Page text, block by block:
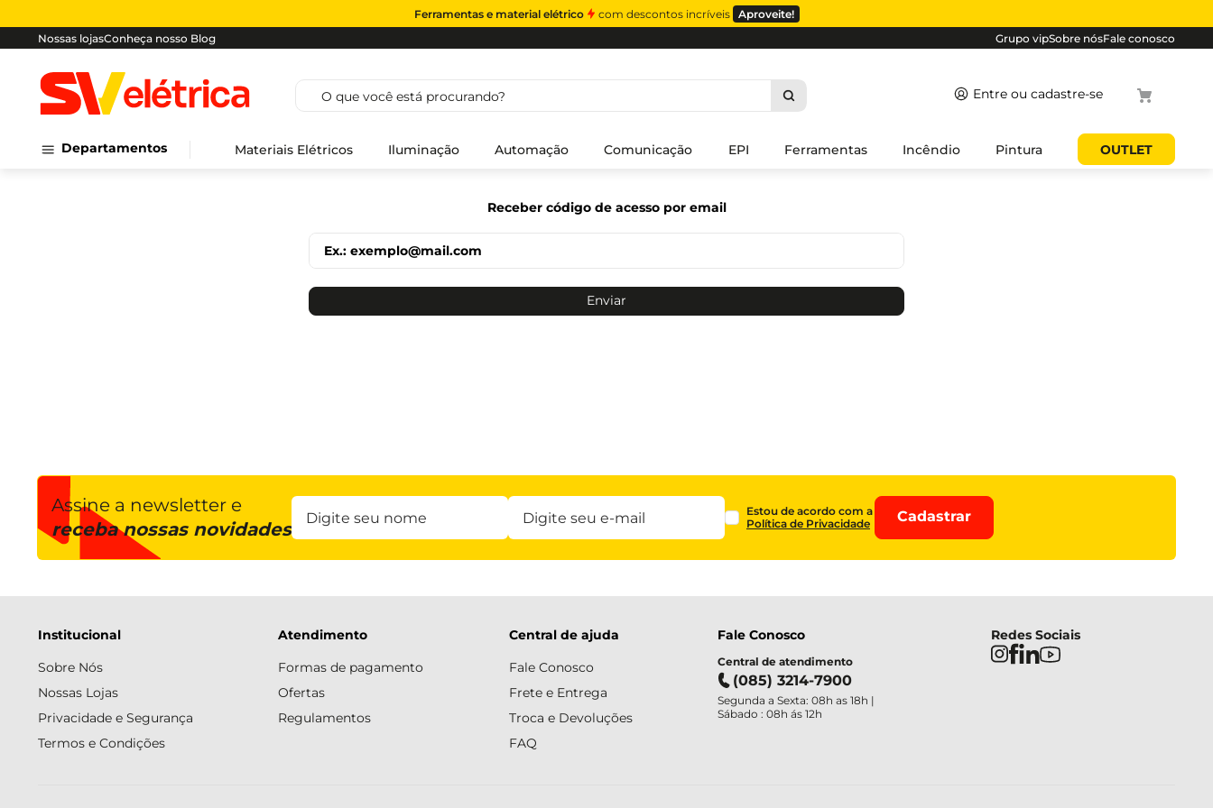
Ferramentas e material elétrico com descontos incríveis Aproveite!
Nossas lojasConheça nosso Blog Grupo vipSobre nósFale conosco
O que você está procurando?
Departamentos Materiais Elétricos Iluminação Automação Comunicação EPI Ferramentas Incêndio Pintura OUTLET
Receber código de acesso por email
Enviar
Assine a newsletter e
receba nossas novidades
Estou de acordo com a
Política de Privacidade
Cadastrar
Institucional
Sobre Nós
Nossas Lojas
Privacidade e Segurança
Termos e Condições
Atendimento
Formas de pagamento
Ofertas
Regulamentos
Central de ajuda
Fale Conosco
Frete e Entrega
Troca e Devoluções
FAQ
Fale Conosco
Central de atendimento
(085) 3214-7900
Segunda a Sexta: 08h as 18h |
Sábado : 08h ás 12h
Redes Sociais
eletroduto